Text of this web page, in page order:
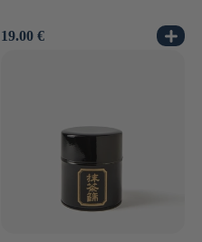
Normale
19.00 €